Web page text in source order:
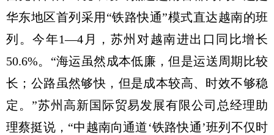
华东地区首列采用“铁路快通”模式直达越南的班
列。今年1—4月，苏州对越南进出口同比增长
50.6%。“海运虽然成本低廉，但是运送周期比较
长；公路虽然够快，但是成本较高、时效不够稳
定。”苏州高新国际贸易发展有限公司总经理助
理蔡挺说，“中越南向通道‘铁路快通’班列不仅时